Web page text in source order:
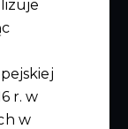
r. w
w